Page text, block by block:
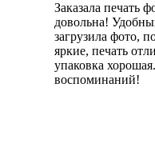
Заказала печать
довольна!
загрузила фото,
яркие, печать
упаковка
воспоминаний!